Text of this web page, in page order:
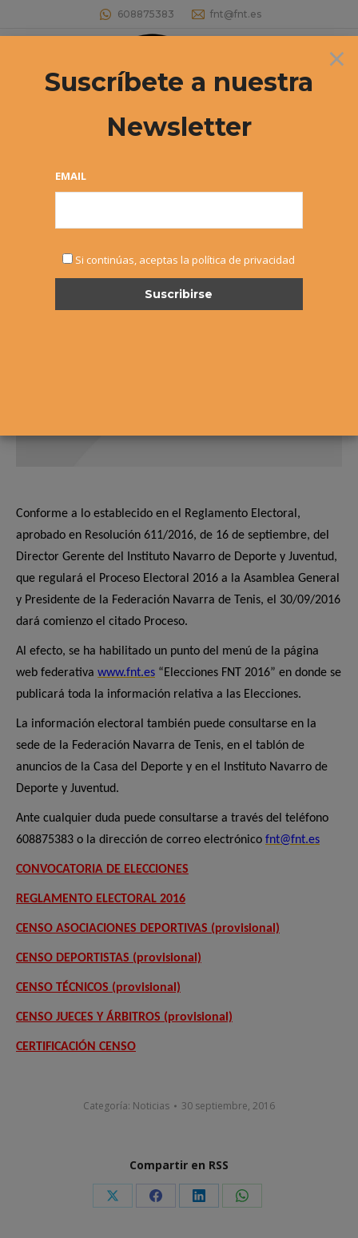
608875383 fnt@fnt.es
Buscar:
ELECCIONES 2016 F.N.T.
30
Conforme a lo establecido en el Reglamento Electoral,
aprobado en Resolución 611/2016, de 16 de septiembre, del
Director Gerente del Instituto Navarro de Deporte y Juventud,
que regulará el Proceso Electoral 2016 a la Asamblea General
y Presidente de la Federación Navarra de Tenis, el 30/09/2016
dará comienzo el citado Proceso.
Al efecto, se ha habilitado un punto del menú de la página
web federativa www.fnt.es “Elecciones FNT 2016” en donde se
publicará toda la información relativa a las Elecciones.
La información electoral también puede consultarse en la
sede de la Federación Navarra de Tenis, en el tablón de
anuncios de la Casa del Deporte y en el Instituto Navarro de
Deporte y Juventud.
Ante cualquier duda puede consultarse a través del teléfono
608875383 o la dirección de correo electrónico fnt@fnt.es
CONVOCATORIA DE ELECCIONES
REGLAMENTO ELECTORAL 2016
CENSO ASOCIACIONES DEPORTIVAS (provisional)
CENSO DEPORTISTAS (provisional)
CENSO TÉCNICOS (provisional)
CENSO JUECES Y ÁRBITROS (provisional)
CERTIFICACIÓN CENSO
Categoría: Noticias 30 septiembre, 2016
Compartir en RSS
Share Share Share Share
×
Suscríbete a nuestra
Newsletter
EMAIL
Si continúas, aceptas la política de privacidad